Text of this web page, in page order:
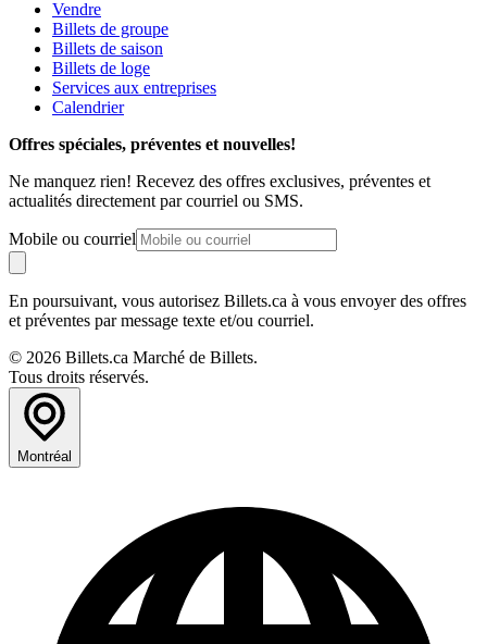
Vendre
Billets de groupe
Billets de saison
Billets de loge
Services aux entreprises
Calendrier
Offres spéciales, préventes et nouvelles!
Ne manquez rien! Recevez des offres exclusives, préventes et
actualités directement par courriel ou SMS.
Mobile ou courriel
En poursuivant, vous autorisez Billets.ca à vous envoyer des offres
et préventes par message texte et/ou courriel.
© 2026 Billets.ca Marché de Billets.
Tous droits réservés.
Montréal